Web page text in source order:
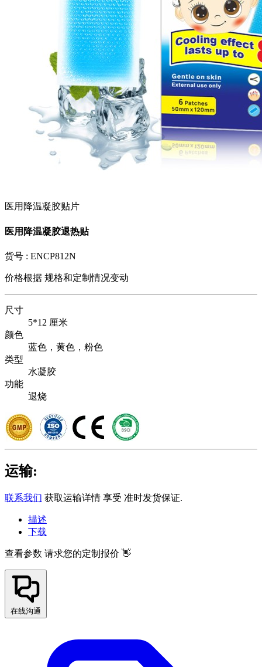
医用降温凝胶贴片
医用降温凝胶退热贴
货号 : ENCP812N
价格根据 规格和定制情况变动
尺寸
5*12 厘米
颜色
蓝色，黄色，粉色
类型
水凝胶
功能
退烧
运输:
联系我们 获取运输详情 享受 准时发货保证.
描述
下载
查看参数 请求您的定制报价 👋
在线沟通